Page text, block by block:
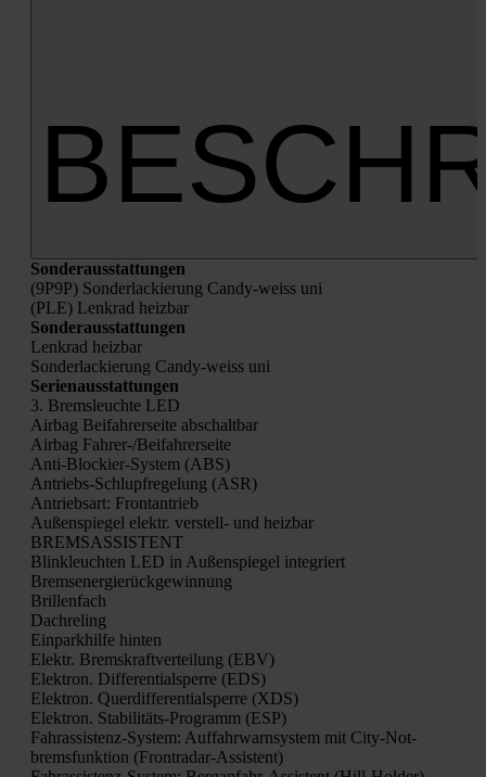
Son­der­aus­stat­tun­gen
(9P9P) Son­der­la­ckie­rung Can­dy-weiss uni
(PLE) Lenk­rad heiz­bar
Son­der­aus­stat­tun­gen
Lenk­rad heiz­bar
Son­der­la­ckie­rung Can­dy-weiss uni
Seri­en­aus­stat­tun­gen
3. Brems­leuch­te LED
Air­bag Bei­fah­rer­sei­te abschalt­bar
Air­bag Fah­rer-/Bei­fah­rer­sei­te
Anti-Blo­ckier-Sys­tem (ABS)
Antriebs-Schlupf­re­ge­lung (ASR)
Antriebs­art: Front­an­trieb
Außen­spie­gel elektr. ver­stell- und heiz­bar
BREMSASSISTENT
Blink­leuch­ten LED in Außen­spie­gel inte­griert
Brems­ener­gie­rück­ge­win­nung
Bril­len­fach
Dach­re­ling
Ein­park­hil­fe hin­ten
Elektr. Brems­kraft­ver­tei­lung (EBV)
Elek­tron. Dif­fe­ren­ti­al­sper­re (EDS)
Elek­tron. Quer­dif­fe­ren­ti­al­sper­re (XDS)
Elek­tron. Sta­bi­li­täts-Pro­gramm (ESP)
Fahr­as­sis­tenz-Sys­tem: Auf­fahr­warn­sys­tem mit City-Not­
brems­funk­ti­on (Front­ra­dar-Assis­tent)